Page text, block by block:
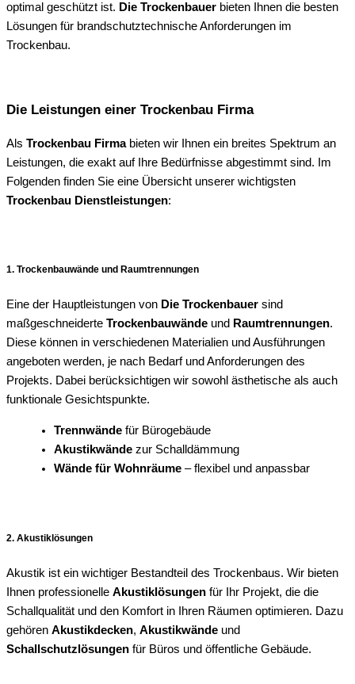
optimal geschützt ist. Die Trockenbauer bieten Ihnen die besten
Lösungen für brandschutztechnische Anforderungen im
Trockenbau.
Die Leistungen einer Trockenbau Firma
Als Trockenbau Firmabieten wir Ihnen ein breites Spektrum an
Leistungen, die exakt auf Ihre Bedürfnisse abgestimmt sind. Im
Folgenden finden Sie eine Übersicht unserer wichtigsten
Trockenbau Dienstleistungen:
1. Trockenbauwände und Raumtrennungen
Eine der Hauptleistungen von Die Trockenbauer sind
maßgeschneiderte Trockenbauwände und Raumtrennungen.
Diese können in verschiedenen Materialien und Ausführungen
angeboten werden, je nach Bedarf und Anforderungen des
Projekts. Dabei berücksichtigen wir sowohl ästhetische als auch
funktionale Gesichtspunkte.
Trennwände für Bürogebäude
Akustikwände zur Schalldämmung
Wände für Wohnräume – flexibel und anpassbar
2. Akustiklösungen
Akustik ist ein wichtiger Bestandteil des Trockenbaus. Wir bieten
Ihnen professionelle Akustiklösungen für Ihr Projekt, die die
Schallqualität und den Komfort in Ihren Räumen optimieren. Dazu
gehören Akustikdecken, Akustikwände und
Schallschutzlösungen für Büros und öffentliche Gebäude.